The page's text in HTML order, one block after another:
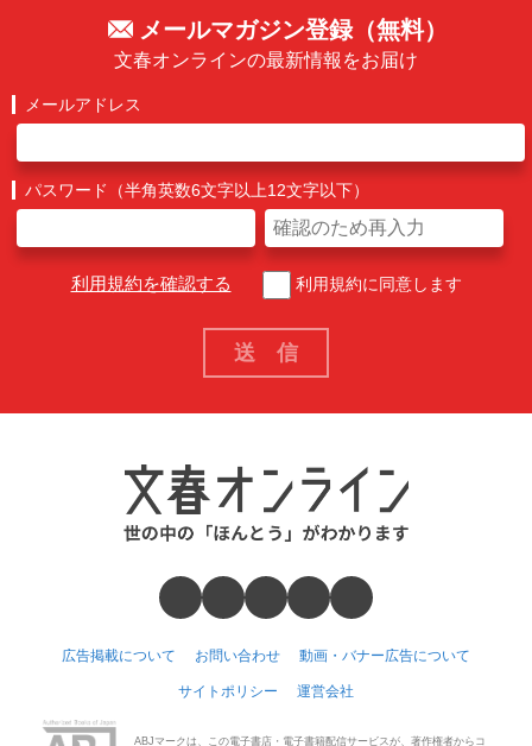
メールマガジン登録（無料）
文春オンラインの最新情報をお届け
メールアドレス
パスワード（半角英数6文字以上12文字以下）
利用規約を確認する 利用規約に同意します
広告掲載について お問い合わせ 動画・バナー広告について
サイトポリシー 運営会社
ABJマークは、この電子書店・電子書籍配信サービスが、著作権者からコ